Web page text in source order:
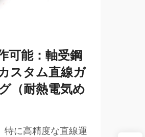
可能：軸受鋼
スタム直線ガ
（耐熱電気め
特に高精度な直線運